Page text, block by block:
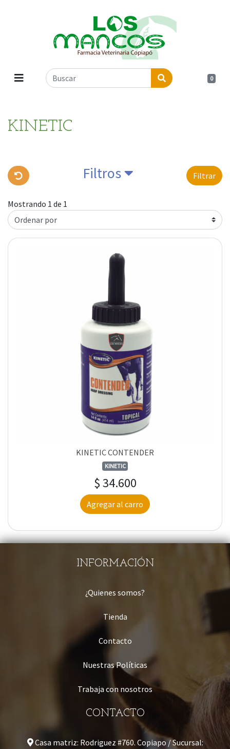
0
KINETIC
Filtros Filtrar
Mostrando 1 de 1
KINETIC CONTENDER
KINETIC
$ 34.600
Agregar al carro
INFORMACIÓN
¿Quienes somos?
Tienda
Contacto
Nuestras Políticas
Trabaja con nosotros
CONTACTO
Casa matriz: Rodriguez #760. Copiapo / Sucursal: